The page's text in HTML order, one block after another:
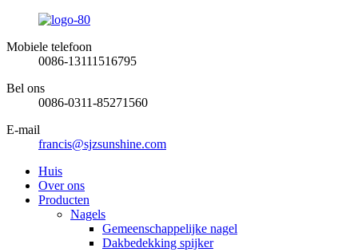
Mobiele telefoon
0086-13111516795
Bel ons
0086-0311-85271560
E-mail
francis@sjzsunshine.com
Huis
Over ons
Producten
Nagels
Gemeenschappelijke nagel
Dakbedekking spijker